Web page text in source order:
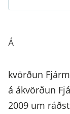
Á
kvörðun
á ákvörðun
2009 um